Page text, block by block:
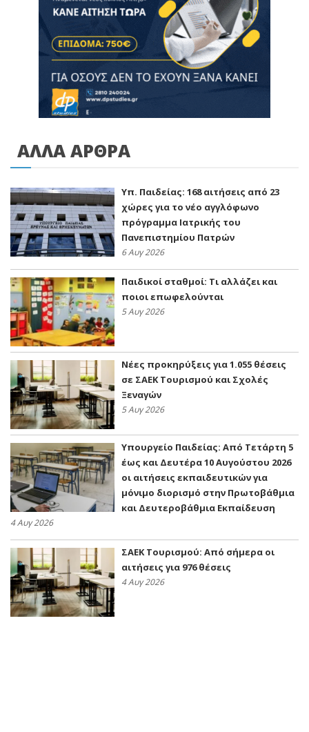
ΑΛΛΑ ΑΡΘΡΑ
Υπ. Παιδείας: 168 αιτήσεις από 23
χώρες για το νέο αγγλόφωνο
πρόγραμμα Ιατρικής του
Πανεπιστημίου Πατρών
6 Αυγ 2026
Παιδικοί σταθμοί: Τι αλλάζει και
ποιοι επωφελούνται
5 Αυγ 2026
Νέες προκηρύξεις για 1.055 θέσεις
σε ΣΑΕΚ Τουρισμού και Σχολές
Ξεναγών
5 Αυγ 2026
Υπουργείο Παιδείας: Από Τετάρτη 5
έως και Δευτέρα 10 Αυγούστου 2026
οι αιτήσεις εκπαιδευτικών για
μόνιμο διορισμό στην Πρωτοβάθμια
και Δευτεροβάθμια Εκπαίδευση
4 Αυγ 2026
ΣΑΕΚ Τουρισμού: Από σήμερα οι
αιτήσεις για 976 θέσεις
4 Αυγ 2026